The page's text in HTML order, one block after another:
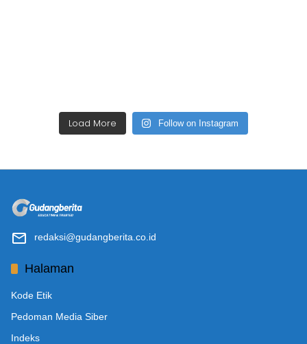
Load More Follow on Instagram
redaksi@gudangberita.co.id
Halaman
Kode Etik
Pedoman Media Siber
Indeks